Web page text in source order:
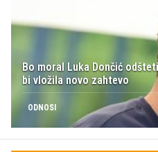
Bo moral Luka Dončić
bi vložila novo zahtevo
ODNOSI